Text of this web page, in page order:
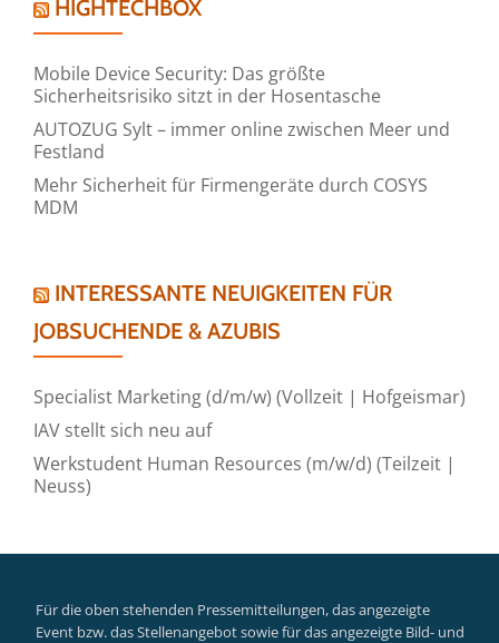
HIGHTECHBOX
Mobile Device Security: Das größte
Sicherheitsrisiko sitzt in der Hosentasche
AUTOZUG Sylt – immer online zwischen Meer und
Festland
Mehr Sicherheit für Firmengeräte durch COSYS
MDM
INTERESSANTE NEUIGKEITEN FÜR
JOBSUCHENDE & AZUBIS
Specialist Marketing (d/m/w) (Vollzeit | Hofgeismar)
IAV stellt sich neu auf
Werkstudent Human Resources (m/w/d) (Teilzeit |
Neuss)
Für die oben stehenden Pressemitteilungen, das angezeigte
Event bzw. das Stellenangebot sowie für das angezeigte Bild- und